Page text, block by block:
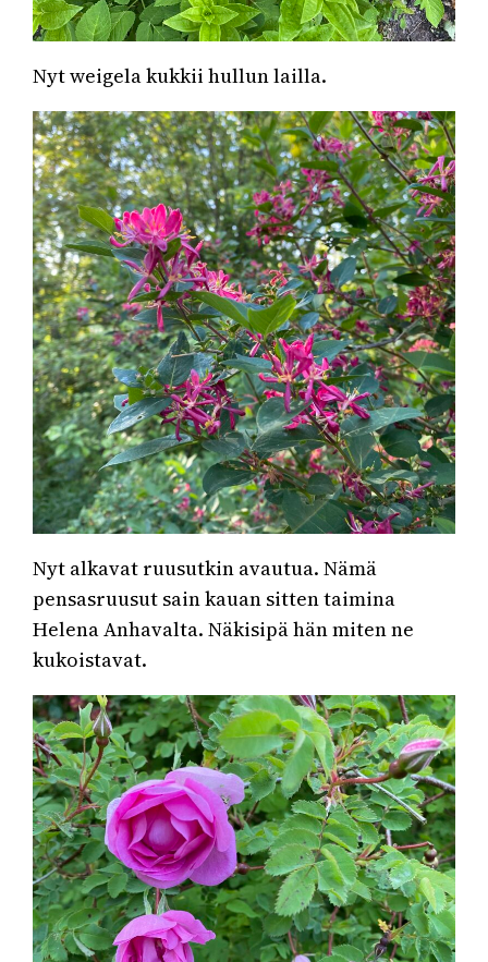
Nyt weigela kukkii hullun lailla.
Nyt alkavat ruusutkin avautua. Nämä
pensasruusut sain kauan sitten taimina
Helena Anhavalta. Näkisipä hän miten ne
kukoistavat.